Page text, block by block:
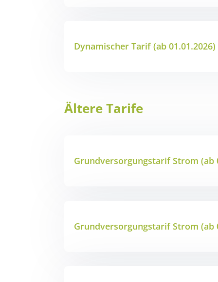
Dynamischer Tarif (ab 01.01.2026)
Ältere Tarife
Grundversorgungstarif Strom (ab
Grundversorgungstarif Strom (ab